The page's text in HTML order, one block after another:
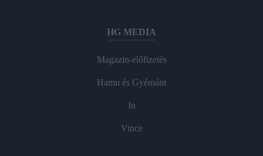
HG MEDIA
Magazin-előfizetés
Hamu és Gyémánt
In
Vince